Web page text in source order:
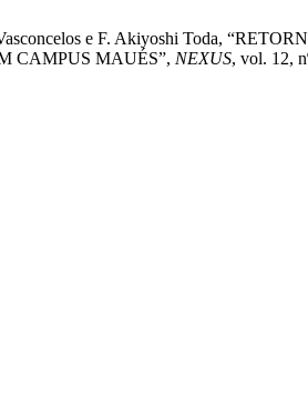
e F. Akiyoshi Toda,
CAMPUS MAUÉS”, NEXUS, vol. 12,